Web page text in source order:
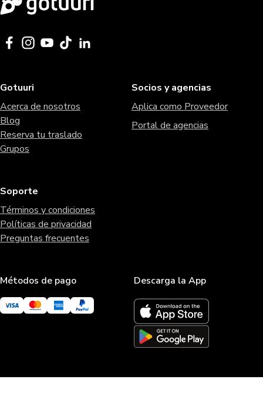
Gotuuri
Acerca de nosotros
Blog
Reserva tu traslado
Grupos
Socios y agencias
Aplica como Proveedor
Portal de agencias
Soporte
Términos y condiciones
Políticas de privacidad
Preguntas frecuentes
Métodos de pago Descarga la App